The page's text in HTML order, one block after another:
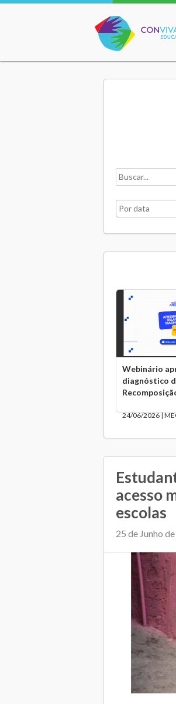
Conviva Educação
Webinário
diagnóstico
24/06/2026 |
acesso
escolas
25 de Junho